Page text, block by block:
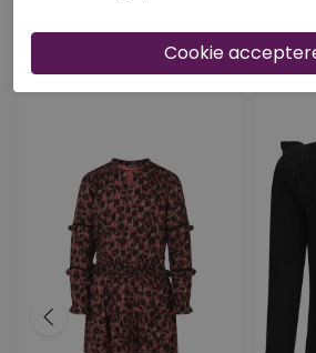
DIT IS OOK LEUK VAN